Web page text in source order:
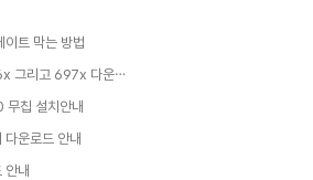
이트 막는 방법
그리고 697x 다운⋯
칩 설치안내
다운로드 안내
안내